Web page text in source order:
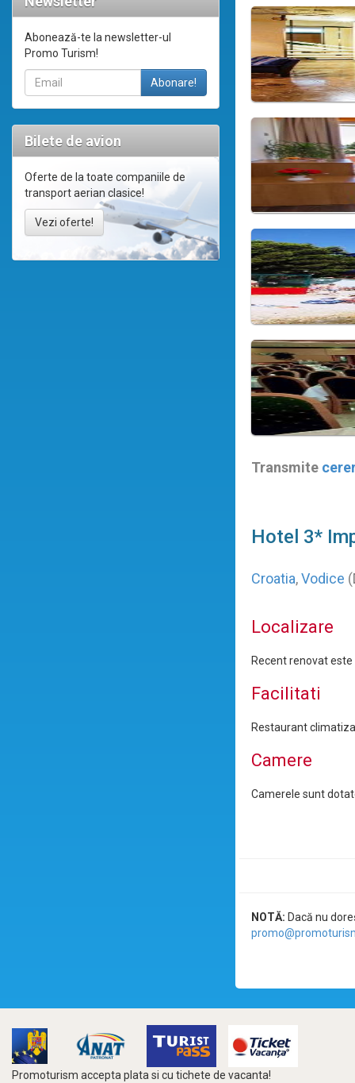
Abonează-te la newsletter-ul
Promo Turism!
Bilete de avion
Oferte de la toate companiile de
transport aerian clasice!
Vezi oferte!
Transmite
Hotel 3*
Croatia,Vodice
Localizare
Recent renovat
Facilitati
Restaurant
Camere
Camerele sunt
NOTĂ: Dacă nu
Promoturism accepta plata si cu tichete de vacanta!